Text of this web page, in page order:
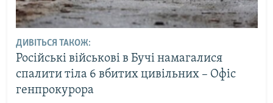
ДИВІТЬСЯ ТАКОЖ:
Російські військові в Бучі намагалися
спалити тіла 6 вбитих цивільних – Офіс
генпрокурора